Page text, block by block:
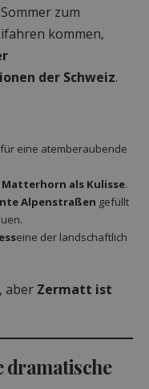
zum
kommen,
der Schweiz.
für eine atemberaubende
Matterhorn als Kulisse.
Alpenstraßen gefüllt
eine der landschaftlich
aber Zermatt ist
dramatische